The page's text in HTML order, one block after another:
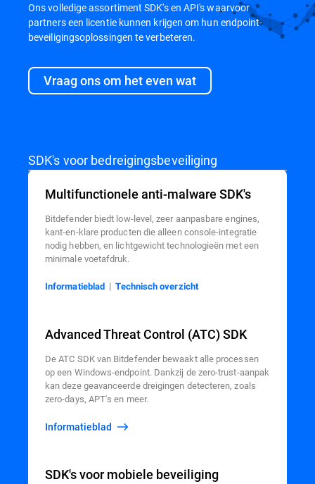
Ons volledige assortiment SDK's en API's waarvoor
partners een licentie kunnen krijgen om hun endpoint-
beveiligingsoplossingen te verbeteren.
Vraag ons om het even wat
SDK's voor bedreigingsbeveiliging
Multifunctionele anti-malware SDK's
Bitdefender biedt low-level, zeer aanpasbare engines,
kant-en-klare producten die alleen console-integratie
nodig hebben, en lichtgewicht technologieën met een
minimale voetafdruk.
Informatieblad | Technisch overzicht
Advanced Threat Control (ATC) SDK
De ATC SDK van Bitdefender bewaakt alle processen
op een Windows-endpoint. Dankzij de zero-trust-aanpak
kan deze geavanceerde dreigingen detecteren, zoals
zero-days, APT's en meer.
Informatieblad
SDK's voor mobiele beveiliging